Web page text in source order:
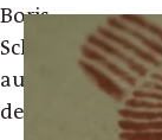
Boris
Schönhaus
aus
dem